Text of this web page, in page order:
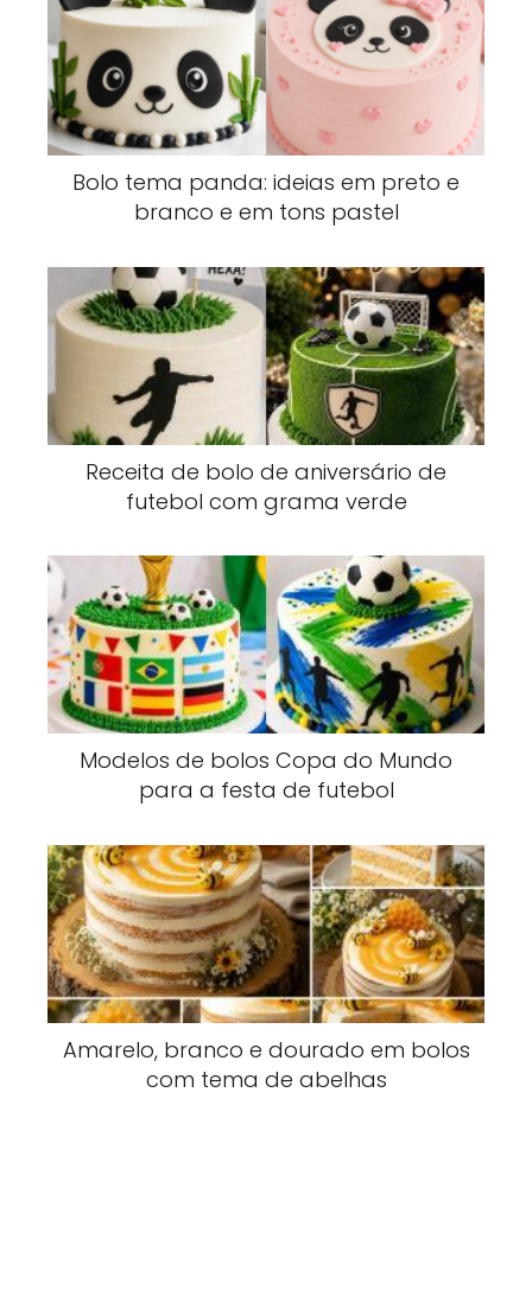
Bolo tema panda: ideias em preto e
branco e em tons pastel
Receita de bolo de aniversário de
futebol com grama verde
Modelos de bolos Copa do Mundo
para a festa de futebol
Amarelo, branco e dourado em bolos
com tema de abelhas